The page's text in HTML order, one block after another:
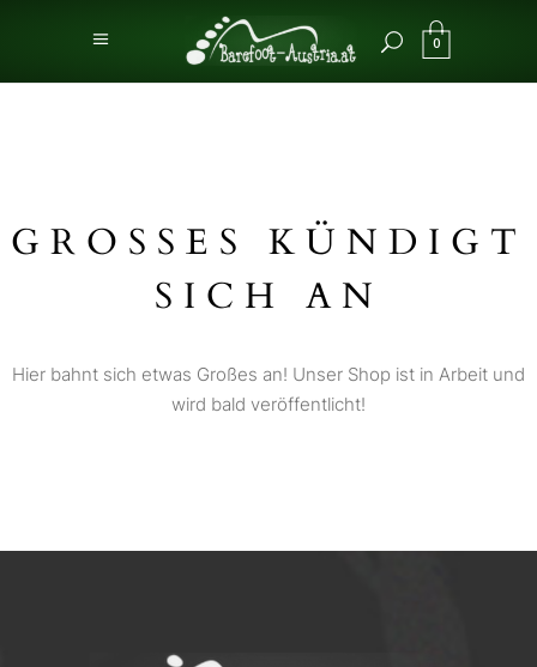
0
GROSSES KÜNDIGT S
ICH AN
Hier bahnt sich etwas Großes an! Unser Shop ist in Arbeit und
wird bald veröffentlicht!